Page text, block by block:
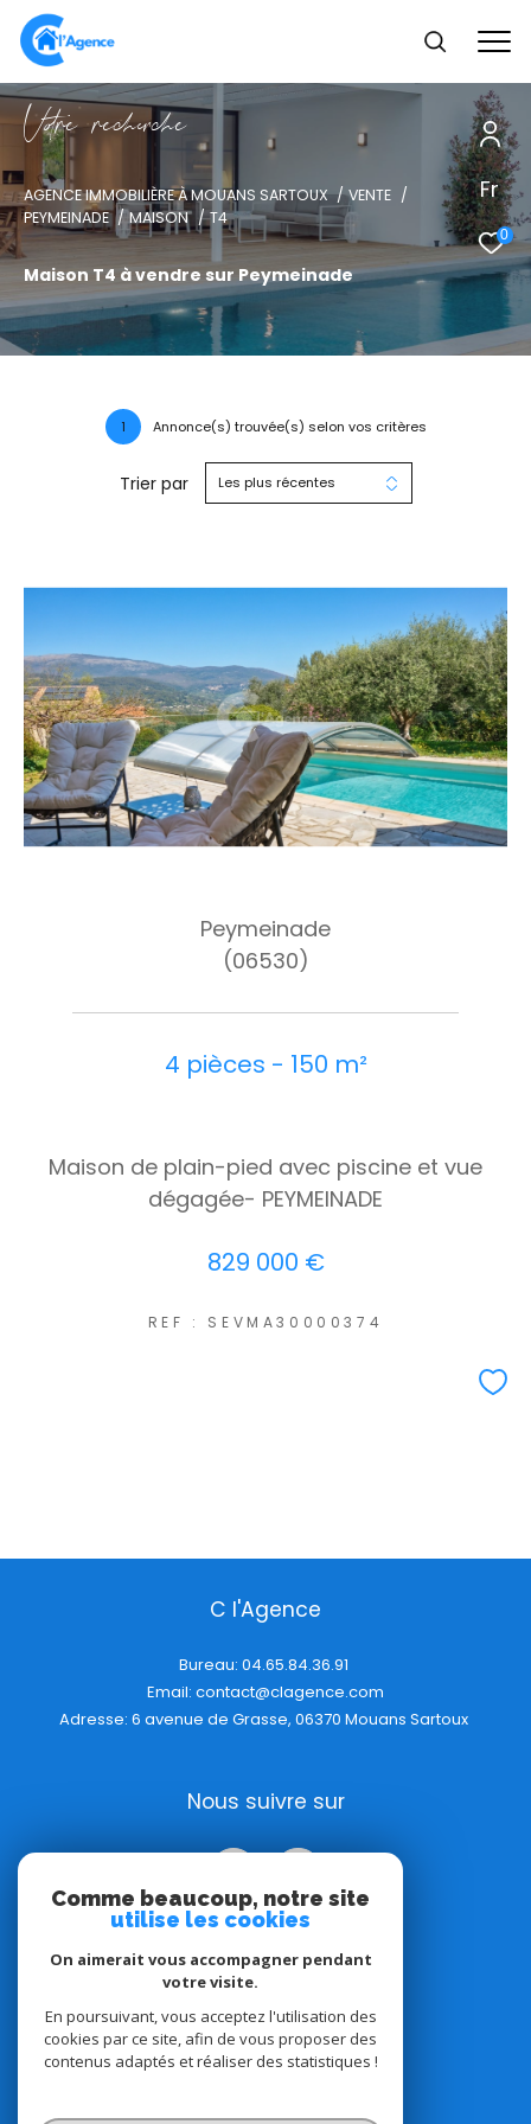
Fr
0
Vore recece
AGENCE IMMOBILIÈRE À MOUANS SARTOUX
VENTE
PEYMEINADE
MAISON T4
Maison T4 à vendre sur Peymeinade
1 Annonce(s) trouvée(s) selon vos critères
Trier par Les plus récentes
Peymeinade
(06530)
4 pièces - 150 m²
Maison de plain-pied avec piscine et vue
dégagée- PEYMEINADE
829 000 €
REF : SEVMA30000374
C l'Agence
Bureau: 04.65.84.36.91
Email: contact@clagence.com
Adresse: 6 avenue de Grasse, 06370 Mouans Sartoux
Nous suivre sur
Comme beaucoup, notre site
utilise les cookies
On aimerait vous accompagner pendant
votre visite.
En poursuivant, vous acceptez l'utilisation des
cookies par ce site, afin de vous proposer des
contenus adaptés et réaliser des statistiques !